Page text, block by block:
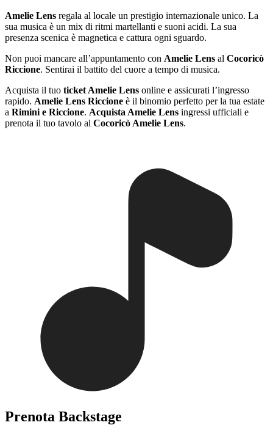
Amelie Lens regala al locale un prestigio internazionale unico. La
sua musica è un mix di ritmi martellanti e suoni acidi. La sua
presenza scenica è magnetica e cattura ogni sguardo.
Non puoi mancare all’appuntamento con Amelie Lens al Cocoricò
Riccione. Sentirai il battito del cuore a tempo di musica.
Acquista il tuo ticket Amelie Lens online e assicurati l’ingresso
rapido. Amelie Lens Riccione è il binomio perfetto per la tua estate
a Rimini e Riccione. Acquista Amelie Lens ingressi ufficiali e
prenota il tuo tavolo al Cocoricò Amelie Lens.
Prenota Backstage